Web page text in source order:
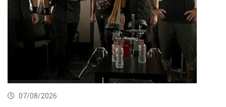
07/08/2026